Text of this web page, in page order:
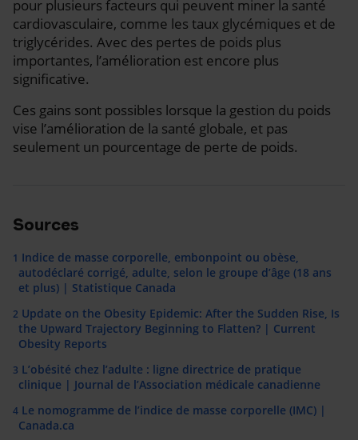
pour plusieurs facteurs qui peuvent miner la santé
cardiovasculaire, comme les taux glycémiques et de
triglycérides. Avec des pertes de poids plus
importantes, l’amélioration est encore plus
significative.
Ces gains sont possibles lorsque la gestion du poids
vise l’amélioration de la santé globale, et pas
seulement un pourcentage de perte de poids.
Sources
1 Indice de masse corporelle, embonpoint ou obèse,
autodéclaré corrigé, adulte, selon le groupe d’âge (18 ans
et plus) | Statistique Canada
2 Update on the Obesity Epidemic: After the Sudden Rise, Is
the Upward Trajectory Beginning to Flatten? | Current
Obesity Reports
3 L’obésité chez l’adulte : ligne directrice de pratique
clinique | Journal de l’Association médicale canadienne
4 Le nomogramme de l’indice de masse corporelle (IMC) |
Canada.ca